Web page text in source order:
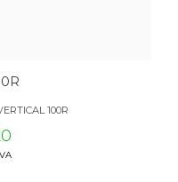
100R